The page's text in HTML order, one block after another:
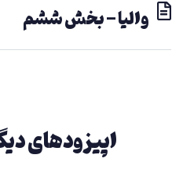
والیا - بخش ششم
اپیزودهای